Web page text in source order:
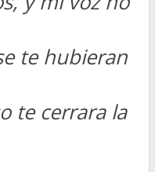
te hubieran
te cerrara la